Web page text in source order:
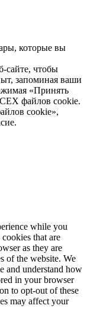
которые вы
сайте, чтобы
запоминая ваши
«Принять
файлов cookie.
cookie»,
while you
that are
as they are
of the website. We
and understand how
in your browser
to opt-out of these
may affect your